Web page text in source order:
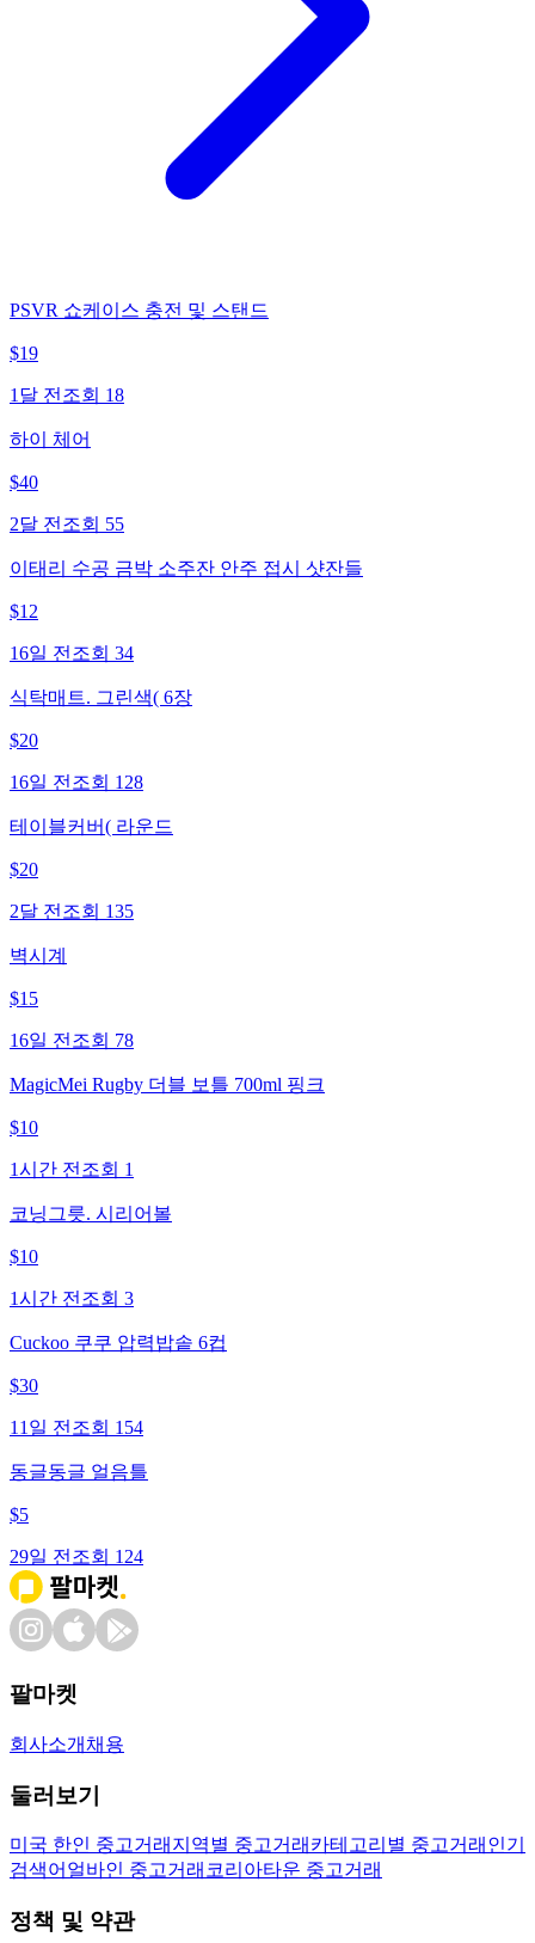
PSVR 쇼케이스 충전 및 스탠드
$19
1달 전 조회 18
하이 체어
$40
2달 전 조회 55
이태리 수공 금박 소주잔 안주 접시 샷잔들
$12
16일 전 조회 34
식탁매트. 그린색( 6장
$20
16일 전 조회 128
테이블커버( 라운드
$20
2달 전 조회 135
벽시계
$15
16일 전 조회 78
MagicMei Rugby 더블 보틀 700ml 핑크
$10
1시간 전 조회 1
코닝그릇. 시리어볼
$10
1시간 전 조회 3
Cuckoo 쿠쿠 압력밥솥 6컵
$30
11일 전 조회 154
동글동글 얼음틀
$5
29일 전 조회 124
팔마켓
회사소개 채용
둘러보기
미국 한인 중고거래 지역별 중고거래 카테고리별 중고거래 인기
검색어 얼바인 중고거래 코리아타운 중고거래
정책 및 약관